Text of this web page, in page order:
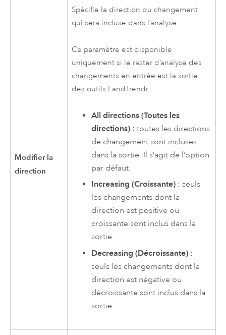
Modifier la
direction
Spécifie la direction du changement
qui sera incluse dans l’analyse.
Ce paramètre est disponible
uniquement si le raster d’analyse des
changements en entrée est la sortie
des outils LandTrendr.
All directions (Toutes les
directions) : toutes les directions
de changement sont incluses
dans la sortie. Il s’agit de l’option
par défaut.
Increasing (Croissante) : seuls
les changements dont la
direction est positive ou
croissante sont inclus dans la
sortie.
Decreasing (Décroissante) :
seuls les changements dont la
direction est négative ou
décroissante sont inclus dans la
sortie.